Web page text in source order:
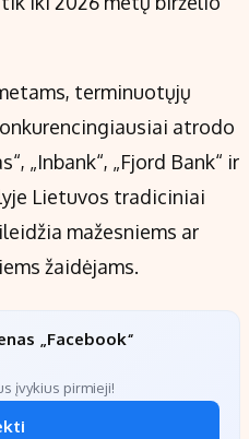
terminuotųjų
atrodo
„Inbank“, „Fjord Bank“ ir
Lietuvos tradiciniai
mažesniems ar
žaidėjams.
„Facebook“
įvykius pirmieji!